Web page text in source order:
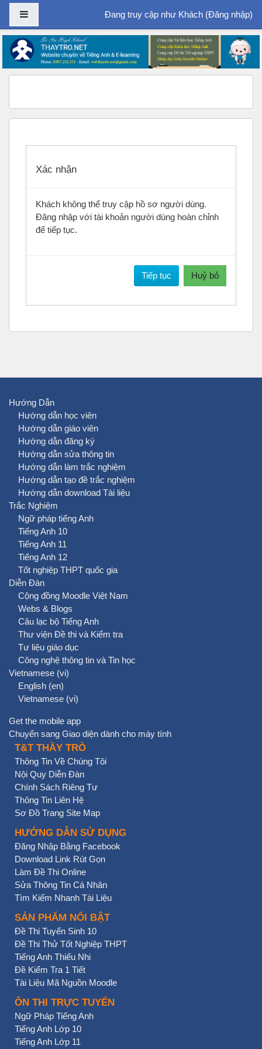
Chuyển tới nội dung chính
Bảng điều khiển cạnhĐang truy cập như Khách (Đăng nhập)
Xác nhận
Khách không thể truy cập hồ sơ người dùng.
Đăng nhập với tài khoản người dùng hoàn chỉnh
để tiếp tục.
Tiếp tục Huỷ bỏ
Hướng Dẫn
Hướng dẫn học viên
Hướng dẫn giáo viên
Hướng dẫn đăng ký
Hướng dẫn sửa thông tin
Hướng dẫn làm trắc nghiệm
Hướng dẫn tạo đề trắc nghiệm
Hướng dẫn download Tài liệu
Trắc Nghiệm
Ngữ pháp tiếng Anh
Tiếng Anh 10
Tiếng Anh 11
Tiếng Anh 12
Tốt nghiệp THPT quốc gia
Diễn Đàn
Cộng đồng Moodle Việt Nam
Webs & Blogs
Câu lạc bộ Tiếng Anh
Thư viện Đề thi và Kiểm tra
Tư liệu giáo dục
Công nghệ thông tin và Tin học
Vietnamese ‎(vi)‎
English ‎(en)‎
Vietnamese ‎(vi)‎
Get the mobile app
Chuyển sang Giao diện dành cho máy tính
T&T THẦY TRÒ
Thông Tin Về Chúng Tôi
Nội Quy Diễn Đàn
Chính Sách Riêng Tư
Thông Tin Liên Hệ
Sơ Đồ Trang Site Map
HƯỚNG DẪN SỬ DỤNG
Đăng Nhập Bằng Facebook
Download Link Rút Gọn
Làm Đề Thi Online
Sửa Thông Tin Cá Nhân
Tìm Kiếm Nhanh Tài Liệu
SẢN PHẨM NỔI BẬT
Đề Thi Tuyển Sinh 10
Đề Thi Thử Tốt Nghiệp THPT
Tiếng Anh Thiếu Nhi
Đề Kiểm Tra 1 Tiết
Tài Liệu Mã Nguồn Moodle
ÔN THI TRỰC TUYẾN
Ngữ Pháp Tiếng Anh
Tiếng Anh Lớp 10
Tiếng Anh Lớp 11